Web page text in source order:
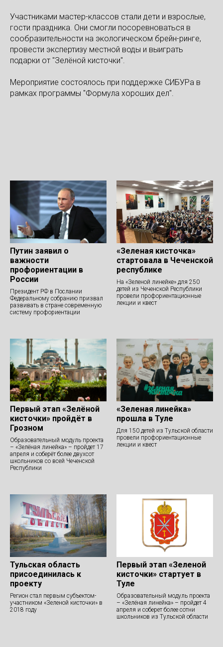
Участниками мастер-классов стали дети и взрослые,
гости праздника. Они смогли посоревноваться в
сообразительности на экологическом брейн-ринге,
провести экспертизу местной воды и выиграть
подарки от "Зелёной кисточки".
Мероприятие состоялось при поддержке СИБУРа в
рамках программы "Формула хороших дел".
Путин заявил о
важности
профориентации в
России
Президент РФ в Послании
Федеральному собранию призвал
развивать в стране современную
систему профориентации
«Зеленая кисточка»
стартовала в Чеченской
республике
На «Зеленой линейке» для 250
детей из Чеченской Республики
провели профориентационные
лекции и квест
Первый этап «Зелёной
кисточки» пройдёт в
Грозном
Образовательный модуль проекта
– «Зелёная линейка» – пройдет 17
апреля и соберёт более двухсот
школьников со всей Чеченской
Республики
«Зеленая линейка»
прошла в Туле
Для 150 детей из Тульской области
провели профориентационные
лекции и квест
Тульская область
присоединилась к
проекту
Регион стал первым субъектом-
участником «Зеленой кисточки» в
2018 году
Первый этап «Зеленой
кисточки» стартует в
Туле
Образовательный модуль проекта
– «Зелёная линейка» – пройдет 4
апреля и соберет более сотни
школьников из Тульской области